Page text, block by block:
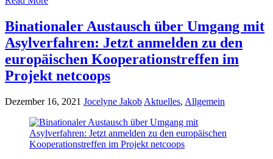
Binationaler Austausch über Umgang mit
Asylverfahren: Jetzt anmelden zu den
europäischen Kooperationstreffen im
Projekt netcoops
Dezember 16, 2021 Jocelyne Jakob Aktuelles, Allgemein